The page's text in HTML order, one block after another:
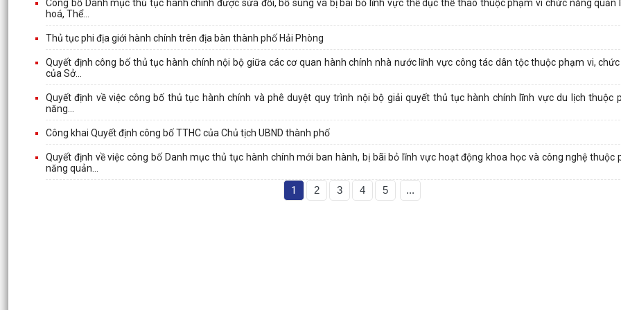
Công bố Danh mục thủ tục hành chính được sửa đổi, bổ sung và bị bãi bỏ lĩnh vực thể dục thể thao thuộc phạm vi chức năng quản
hoá, Thể...
Thủ tục phi địa giới hành chính trên địa bàn thành phố Hải Phòng
Quyết định công bố thủ tục hành chính nội bộ giữa các cơ quan hành chính nhà nước lĩnh vực công tác dân tộc thuộc phạm vi,
của Sở...
Quyết định về việc công bố thủ tục hành chính và phê duyệt quy trình nội bộ giải quyết thủ tục hành chính lĩnh vực du lịch thuộc
năng...
Công khai Quyết định công bố TTHC của Chủ tịch UBND thành phố
Quyết định về việc công bố Danh mục thủ tục hành chính mới ban hành, bị bãi bỏ lĩnh vực hoạt động khoa học và công nghệ thuộc
năng quản...
1 2 3 4 5 ...